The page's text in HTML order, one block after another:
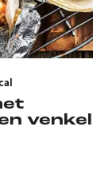
venkel